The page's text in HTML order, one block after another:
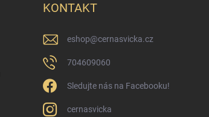
KONTAKT
eshop@cernasvicka.cz
704609060
Sledujte nás na Facebooku!
cernasvicka